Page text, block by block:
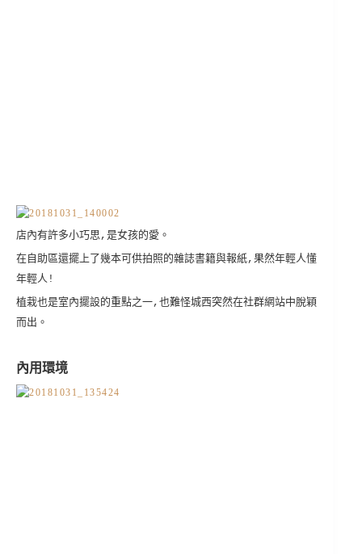
店內有許多小巧思,是女孩的愛。
在自助區還擺上了幾本可供拍照的雜誌書籍與報紙,果然年輕人懂
年輕人!
植栽也是室內擺設的重點之一,也難怪城西突然在社群網站中脫穎
而出。
內用環境